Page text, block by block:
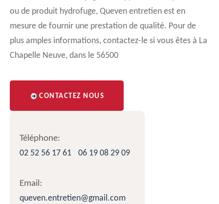
ou de produit hydrofuge, Queven entretien est en
mesure de fournir une prestation de qualité. Pour de
plus amples informations, contactez-le si vous êtes à La
Chapelle Neuve, dans le 56500
CONTACTEZ NOUS
Téléphone:
02 52 56 17 61
06 19 08 29 09
Email:
queven.entretien@gmail.com